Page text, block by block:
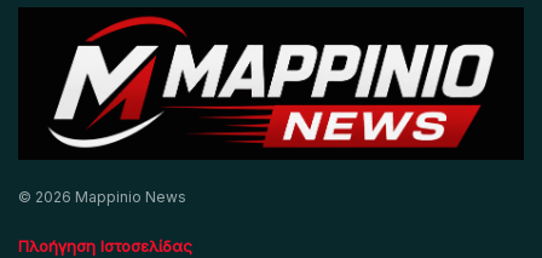
© 2026 Mappinio News
Πλοήγηση Ιστοσελίδας